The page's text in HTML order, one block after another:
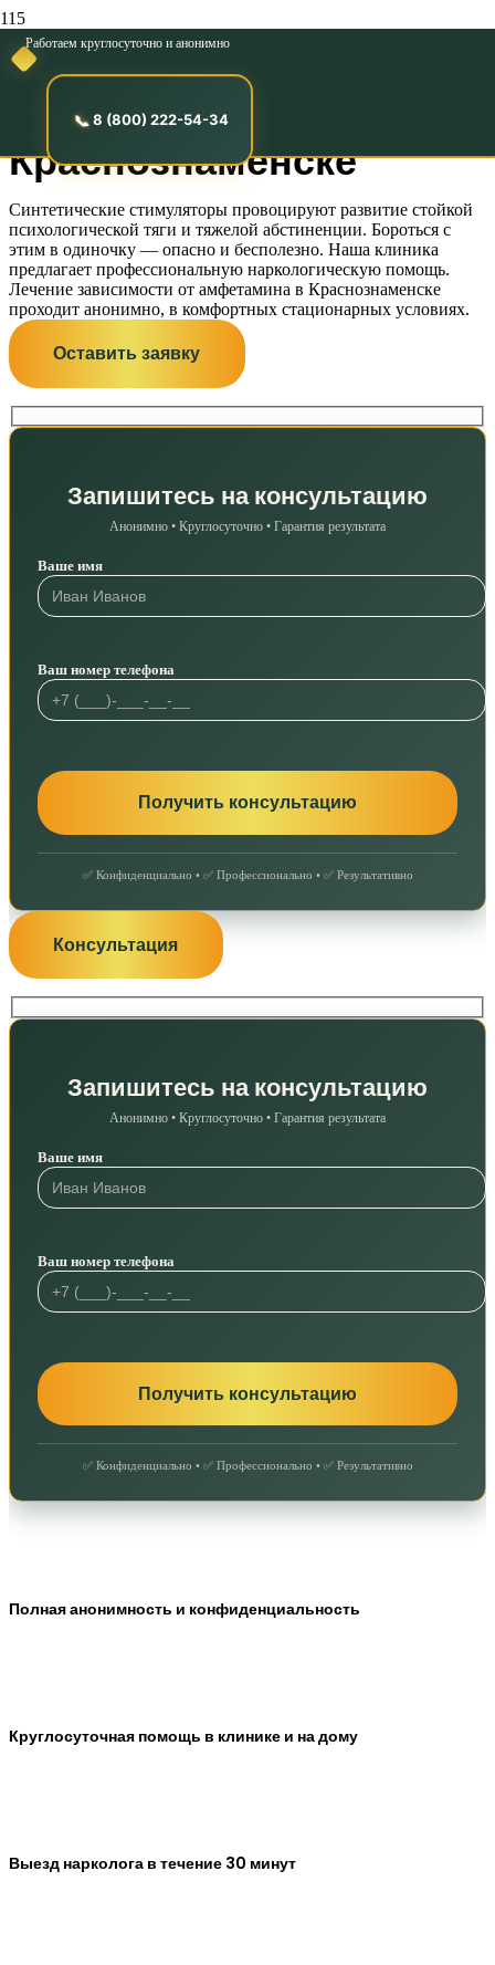
Работаем круглосуточно и анонимно
8 (800) 222-54-34
Лечение зависимости
от амфетамина в
Краснознаменске
Синтетические стимуляторы провоцируют развитие стойкой
психологической тяги и тяжелой абстиненции. Бороться с
этим в одиночку — опасно и бесполезно. Наша клиника
предлагает профессиональную наркологическую помощь.
Лечение зависимости от амфетамина в Краснознаменске
проходит анонимно, в комфортных стационарных условиях.
Оставить заявку
Запишитесь на консультацию
Анонимно • Круглосуточно • Гарантия результата
Ваше имя
Ваш номер телефона
✅ Конфиденциально • ✅ Профессионально • ✅ Результативно
Консультация
Запишитесь на консультацию
Анонимно • Круглосуточно • Гарантия результата
Ваше имя
Ваш номер телефона
✅ Конфиденциально • ✅ Профессионально • ✅ Результативно
Полная анонимность и конфиденциальность
Круглосуточная помощь в клинике и на дому
Выезд нарколога в течение 30 минут